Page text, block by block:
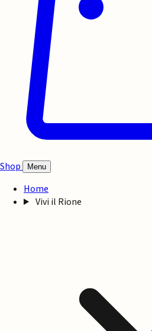
Shop Menu
Home
Vivi il Rione